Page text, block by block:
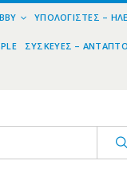
ΥΠΟΛΟΓΙΣΤΈΣ –
ΣΥΣΚΕΥΈΣ –